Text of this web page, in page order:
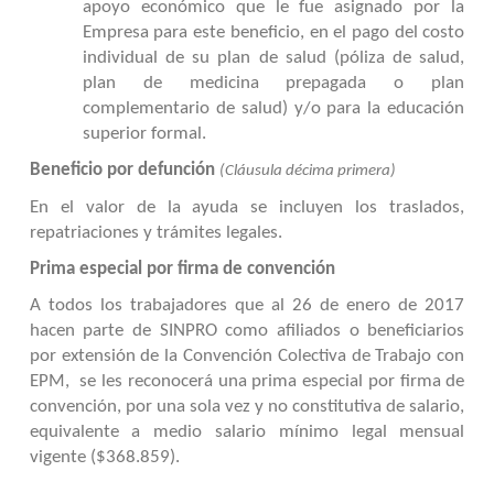
apoyo económico que le fue asignado por la
Empresa para este beneficio, en el pago del costo
individual de su plan de salud (póliza de salud,
plan de medicina prepagada o plan
complementario de salud) y/o para la educación
superior formal.
Beneficio por defunción (Cláusula décima primera)
En el valor de la ayuda se incluyen los traslados,
repatriaciones y trámites legales.
Prima especial por firma de convención
A todos los trabajadores que al 26 de enero de 2017
hacen parte de SINPRO como afiliados o beneficiarios
por extensión de la Convención Colectiva de Trabajo con
EPM, se les reconocerá una prima especial por firma de
convención, por una sola vez y no constitutiva de salario,
equivalente a medio salario mínimo legal mensual
vigente ($368.859).